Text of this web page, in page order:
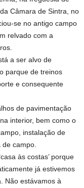
Câmara de Sintra, no
se no antigo campo
relvado com a
a ser alvo de
parque de treinos
e consequente
de pavimentação
interior, bem como o
instalação de
campo.
às costas’ porque
já estivemos
Não estávamos à